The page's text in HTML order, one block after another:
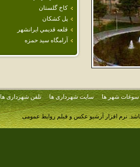
كاخ گلستان
پل كشكان
قلعه قديمي ايرانشهر
آرامگاه سيد حمزه
سوغات شهر ها سایت شهرداری ها تلفن شهرداری ها
نرم افزار آرشیو عکس و فیلم روابط عمومی